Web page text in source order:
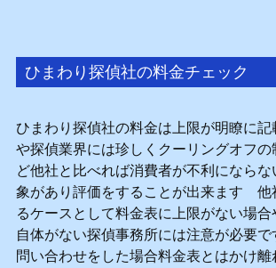
ひまわり探偵社の料金チェック
ひまわり探偵社の料金は上限が明瞭に記
や探偵業界には珍しくクーリングオフの
ど他社と比べれば消費者が不利になら
象があり評価をすることが出来ます 他
るケースとして料金表に上限がない場
自体がない探偵事務所には注意が必要
問い合わせをした場合料金表とはかけ